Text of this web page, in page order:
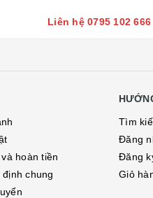
Liên hệ 0795 102 666
hoàn tiền
chung
Tìm
Đăng
Đăng
Giỏ